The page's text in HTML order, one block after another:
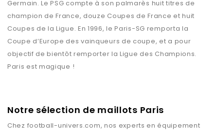
Germain. Le PSG compte à son palmarès huit titres de
champion de France, douze Coupes de France et huit
Coupes de la Ligue. En 1996, le Paris-SG remporta la
Coupe d’Europe des vainqueurs de coupe, et a pour
objectif de bientôt remporter la Ligue des Champions.
Paris est magique !
Notre sélection de maillots Paris
Chez football-univers.com, nos experts en équipement